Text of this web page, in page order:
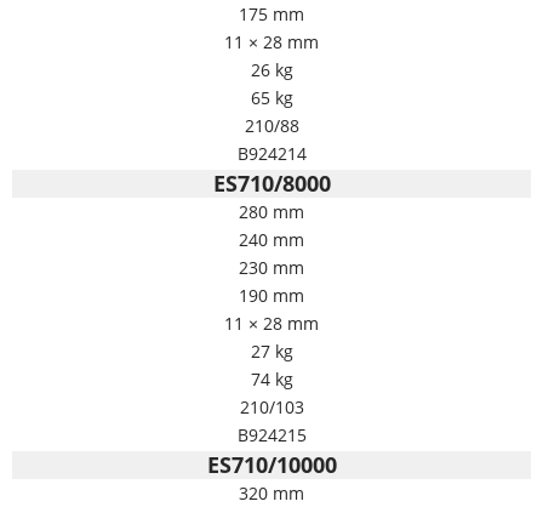
175 mm
11 × 28 mm
26 kg
65 kg
210/88
B924214
ES710/8000
280 mm
240 mm
230 mm
190 mm
11 × 28 mm
27 kg
74 kg
210/103
B924215
ES710/10000
320 mm